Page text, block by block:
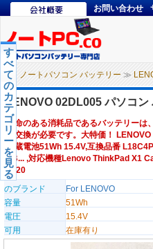
お問い合わせ
ノートパソコン バッテリー ≫
す
べ
て
の
カ
テ
ゴ
リ
ー
を
見
る
LENOVO 02DL005 パソコン
寿命のある消耗品であるバッテリーは
ー交換が必要です。大特価！
内蔵電池51Wh 15.4V,互換品番
SB... ,対応機種Lenovo ThinkPad X1
2020
のブランド
For LENOVO
容量
51Wh
電圧
15.4V
可用
在庫有り